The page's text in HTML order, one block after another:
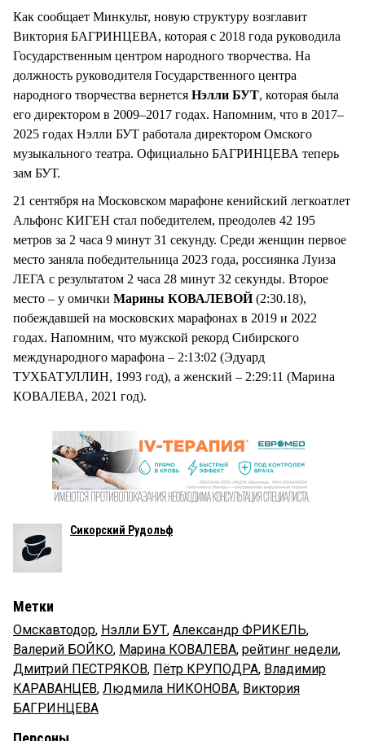
Как сообщает Минкульт, новую структуру возглавит
Виктория БАГРИНЦЕВА, которая с 2018 года руководила
Государственным центром народного творчества. На
должность руководителя Государственного центра
народного творчества вернется Нэлли БУТ, которая была
его директором в 2009–2017 годах. Напомним, что в 2017–
2025 годах Нэлли БУТ работала директором Омского
музыкального театра. Официально БАГРИНЦЕВА теперь
зам БУТ.
21 сентября на Московском марафоне кенийский легкоатлет
Альфонс КИГЕН стал победителем, преодолев 42 195
метров за 2 часа 9 минут 31 секунду. Среди женщин первое
место заняла победительница 2023 года, россиянка Луиза
ЛЕГА с результатом 2 часа 28 минут 32 секунды. Второе
место – у омички Марины КОВАЛЕВОЙ(2:30.18),
побеждавшей на московских марафонах в 2019 и 2022
годах. Напомним, что мужской рекорд Сибирского
международного марафона – 2:13:02 (Эдуард
ТУХБАТУЛЛИН, 1993 год), а женский – 2:29:11 (Марина
КОВАЛЕВА, 2021 год).
Сикорский Рудольф
Метки
Омскавтодор, Нэлли БУТ, Александр ФРИКЕЛЬ,
Валерий БОЙКО, Марина КОВАЛЕВА, рейтинг недели,
Дмитрий ПЕСТРЯКОВ, Пётр КРУПОДРА, Владимир
КАРАВАНЦЕВ, Людмила НИКОНОВА, Виктория
БАГРИНЦЕВА